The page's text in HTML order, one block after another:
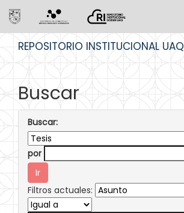
REPOSITORIO INSTITUCIONAL UAQ
Buscar
Buscar:
por
Filtros actuales: